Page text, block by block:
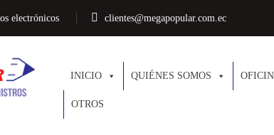
electrónicos clientes@megapopular.com.ec
INICIO QUIÉNES SOMOS
OTROS